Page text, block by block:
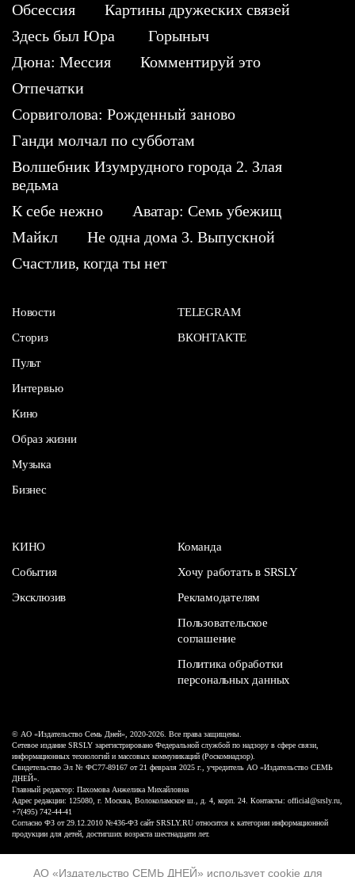
АО «Издательство СЕМЬ ДНЕЙ» использует cookie для
Обсессия
Картины дружеских связей
Здесь был Юра
Горыныч
Дюна: Мессия
Комментируй это
Отпечатки
Сорвиголова: Рожденный заново
Ганди молчал по субботам
Волшебник Изумрудного города 2. Злая
ведьма
К себе нежно
Аватар: Семь убежищ
Майкл
Не одна дома 3. Выпускной
Счастлив, когда ты нет
Новости
Сториз
Пульт
Интервью
Кино
Образ жизни
Музыка
Бизнес
TELEGRAM
ВКОНТАКТЕ
КИНО
События
Эксклюзив
Команда
Хочу работать в SRSLY
Рекламодателям
Пользовательское
соглашение
Политика обработки
персональных данных
© АО «Издательство Семь Дней», 2020-2026. Все права защищены.
Сетевое издание SRSLY зарегистрировано Федеральной службой по надзору в сфере связи,
информационных технологий и массовых коммуникаций (Роскомнадзор).
Свидетельство Эл № ФС77-89167 от 21 февраля 2025 г., учредитель АО «Издательство СЕМЬ
ДНЕЙ».
Главный редактор: Пахомова Анжелика Михайловна
Адрес редакции: 125080, г. Москва, Волоколамское ш., д. 4, корп. 24. Контакты: official@srsly.ru,
+7(495) 742-44-41
Согласно ФЗ от 29.12.2010 №436-ФЗ сайт SRSLY.RU относится к категории информационной
продукции для детей, достигших возраста шестнадцати лет.